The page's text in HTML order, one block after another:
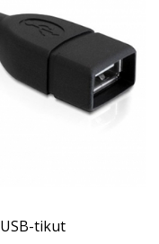
USB-tikut